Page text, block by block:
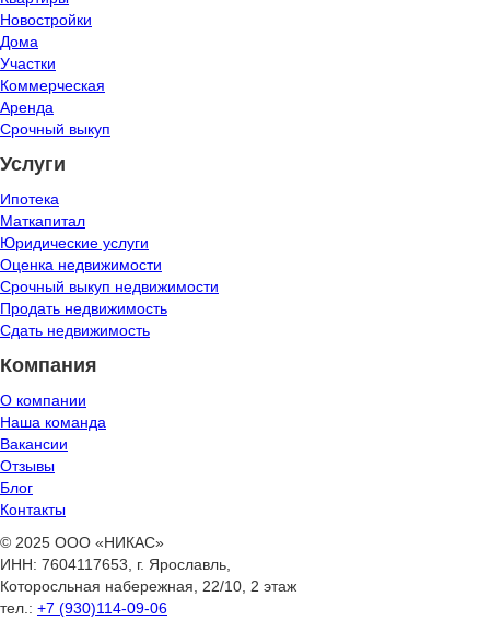
Новостройки
Дома
Участки
Коммерческая
Аренда
Срочный выкуп
Услуги
Ипотека
Маткапитал
Юридические услуги
Оценка недвижимости
Срочный выкуп недвижимости
Продать недвижимость
Сдать недвижимость
Компания
О компании
Наша команда
Вакансии
Отзывы
Блог
Контакты
© 2025 ООО «НИКАС»
ИНН: 7604117653, г. Ярославль,
Которосльная набережная, 22/10, 2 этаж
тел.: +7 (930)114-09-06